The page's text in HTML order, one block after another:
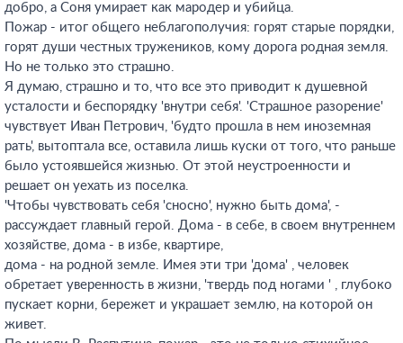
добро, а Соня умирает как мародер и убийца.
Пожар - итог общего неблагополучия: горят старые порядки,
горят души честных тружеников, кому дорога родная земля.
Но не только это страшно.
Я думаю, страшно и то, что все это приводит к душевной
усталости и беспорядку 'внутри себя'. 'Страшное разорение'
чувствует Иван Петрович, 'будто прошла в нем иноземная
рать', вытоптала все, оставила лишь куски от того, что раньше
было устоявшейся жизнью. От этой неустроенности и
решает он уехать из поселка.
'Чтобы чувствовать себя 'сносно', нужно быть дома', -
рассуждает главный герой. Дома - в себе, в своем внутреннем
хозяйстве, дома - в избе, квартире,
дома - на родной земле. Имея эти три 'дома' , человек
обретает уверенность в жизни, 'твердь под ногами ' , глубоко
пускает корни, бережет и украшает землю, на которой он
живет.